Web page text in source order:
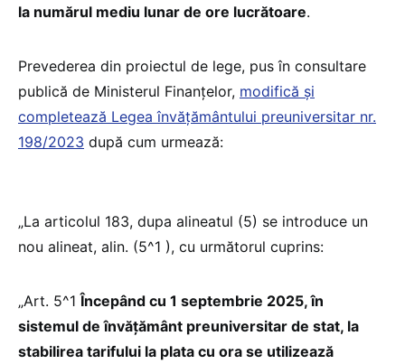
la numărul mediu lunar de ore lucrătoare.
Prevederea din proiectul de lege, pus în consultare
publică de Ministerul Finanțelor, modifică și
completează Legea învățământului preuniversitar nr.
198/2023 după cum urmează:
„La articolul 183, dupa alineatul (5) se introduce un
nou alineat, alin. (5^1 ), cu următorul cuprins:
„Art. 5^1Începând cu 1 septembrie 2025, în
sistemul de învățământ preuniversitar de stat, la
stabilirea tarifului la plata cu ora se utilizează